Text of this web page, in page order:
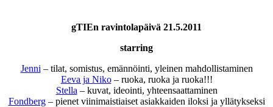
gTIEn ravintolapäivä 21.5.2011
starring
Jenni – tilat, somistus, emännöinti, yleinen mahdollistaminen
Eeva ja Niko– ruoka, ruoka ja ruoka!!!
Stella – kuvat, ideointi, yhteensaattaminen
Fondberg– pienet viinimaistiaiset asiakkaiden iloksi ja yllätykseksi